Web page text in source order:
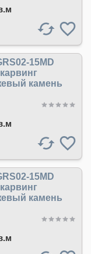
15MD
камень
15MD
камень